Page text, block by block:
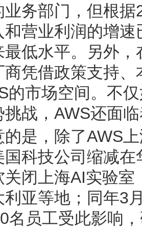
务部门，但根
和营业利润的增
低水平。另外
商凭借政策支持
的市场空间。不
战，AWS还面
的是，除了AWS
科技公司缩减
闭上海AI实验
利亚等地；同年3
名员工受此影响